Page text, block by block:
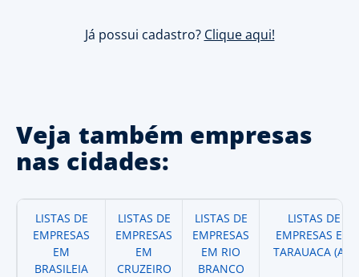
Já possui cadastro? Clique aqui!
Veja também empresas
nas cidades:
LISTAS DE
EMPRESAS
EM
BRASILEIA
LISTAS DE
EMPRESAS
EM
CRUZEIRO
LISTAS DE
EMPRESAS
EM RIO
BRANCO
LISTAS DE
EMPRESAS EM
TARAUACA (AC)